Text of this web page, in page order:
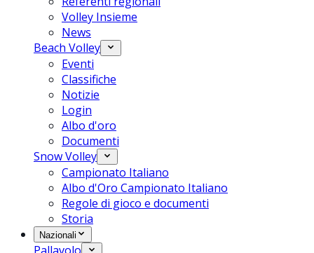
Volley Insieme
News
Beach Volley
Eventi
Classifiche
Notizie
Login
Albo d'oro
Documenti
Snow Volley
Campionato Italiano
Albo d'Oro Campionato Italiano
Regole di gioco e documenti
Storia
Nazionali